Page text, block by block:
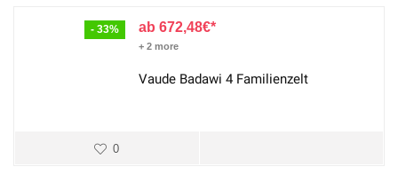
- 33% 672,48€
+ 2 more
Vaude Badawi 4 Familienzelt
0